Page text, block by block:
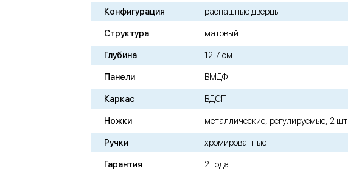
Конфигурация распашные дверцы
Структура матовый
Глубина 12,7 см
Панели ВМДФ
Каркас ВДСП
Ножки металлические, регулируемые, 2 шт
Ручки хромированные
Гарантия 2 года